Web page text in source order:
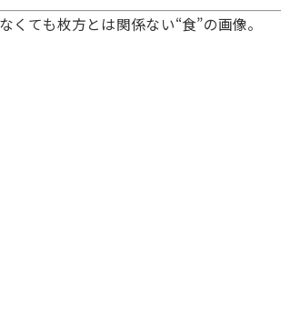
ても枚方とは関係ない“食”の画像。